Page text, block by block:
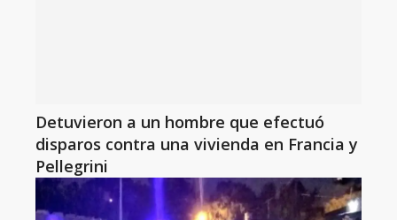
Detuvieron a un hombre que efectuó
disparos contra una vivienda en Francia y
Pellegrini